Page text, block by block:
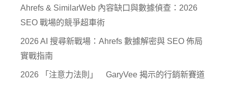
Ahrefs & SimilarWeb 內容缺口與數據偵查：2026
SEO 戰場的競爭超車術
2026 AI 搜尋新戰場：Ahrefs 數據解密與 SEO 佈局
實戰指南
2026 「注意力法則」 GaryVee 揭示的行銷新賽道